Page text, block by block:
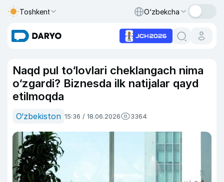
Toshkent O‘zbekcha
Naqd pul to‘lovlari cheklangach nima
o‘zgardi? Biznesda ilk natijalar qayd
etilmoqda
O‘zbekiston 15:36 / 18.06.2026 3364